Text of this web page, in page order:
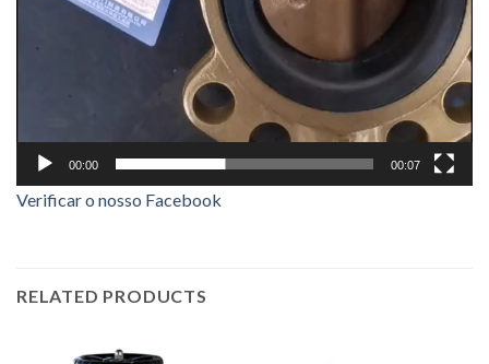
00:00 00:07
Verificar o nosso Facebook
RELATED PRODUCTS